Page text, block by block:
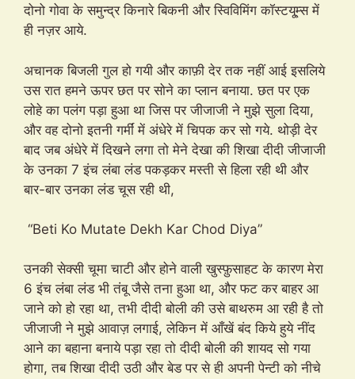
दोनो गोवा के समुन्द्र किनारे बिकनी और स्विविमिंग कॉस्टयू्म्स में
ही नज़र आये.
अचानक बिजली गुल हो गयी और काफ़ी देर तक नहीं आई इसलिये
उस रात हमने ऊपर छत पर सोने का प्लान बनाया. छत पर एक
लोहे का पलंग पड़ा हुआ था जिस पर जीजाजी ने मुझे सुला दिया,
और वह दोनो इतनी गर्मीं में अंधेरे में चिपक कर सो गये. थोड़ी देर
बाद जब अंधेरे में दिखने लगा तो मेने देखा की शिखा दीदी जीजाजी
के उनका 7 इंच लंबा लंड पकड़कर मस्ती से हिला रही थी और
बार-बार उनका लंड चूस रही थी,
“Beti Ko Mutate Dekh Kar Chod Diya”
उनकी सेक्सी चूमा चाटी और होने वाली खुस्फ़ुसाहट के कारण मेरा
6 इंच लंबा लंड भी तंबू जैसे तना हुआ था, और फट कर बाहर आ
जाने को हो रहा था, तभी दीदी बोली की उसे बाथरुम आ रही है तो
जीजाजी ने मुझे आवाज़ लगाई, लेकिन में आँखें बंद किये हुये नींद
आने का बहाना बनाये पड़ा रहा तो दीदी बोली की शायद सो गया
होगा, तब शिखा दीदी उठी और बेड पर से ही अपनी पेन्टी को नीचे